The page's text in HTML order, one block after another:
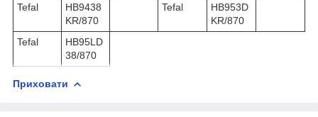
Tefal
HB9438
KR/870
Tefal
HB953D
KR/870
Tefal
HB95LD
38/870
Приховати